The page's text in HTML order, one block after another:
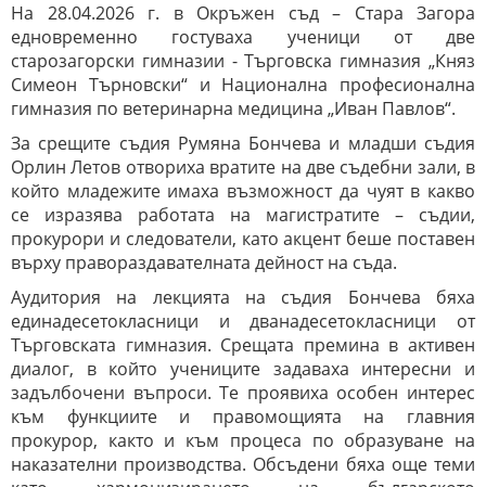
На 28.04.2026 г. в Окръжен съд – Стара Загора
едновременно гостуваха ученици от две
старозагорски гимназии - Търговска гимназия „Княз
Симеон Търновски“ и Национална професионална
гимназия по ветеринарна медицина „Иван Павлов“.
За срещите съдия Румяна Бончева и младши съдия
Орлин Летов отвориха вратите на две съдебни зали, в
който младежите имаха възможност да чуят в какво
се изразява работата на магистратите – съдии,
прокурори и следователи, като акцент беше поставен
върху правораздавателната дейност на съда.
Аудитория на лекцията на съдия Бончева бяха
единадесетокласници и дванадесетокласници от
Търговската гимназия. Срещата премина в активен
диалог, в който учениците задаваха интересни и
задълбочени въпроси. Те проявиха особен интерес
към функциите и правомощията на главния
прокурор, както и към процеса по образуване на
наказателни производства. Обсъдени бяха още теми